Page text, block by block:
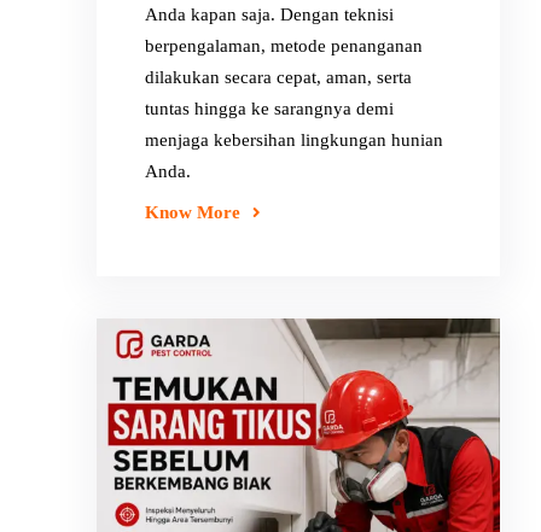
Anda kapan saja. Dengan teknisi
berpengalaman, metode penanganan
dilakukan secara cepat, aman, serta
tuntas hingga ke sarangnya demi
menjaga kebersihan lingkungan hunian
Anda.
Know More